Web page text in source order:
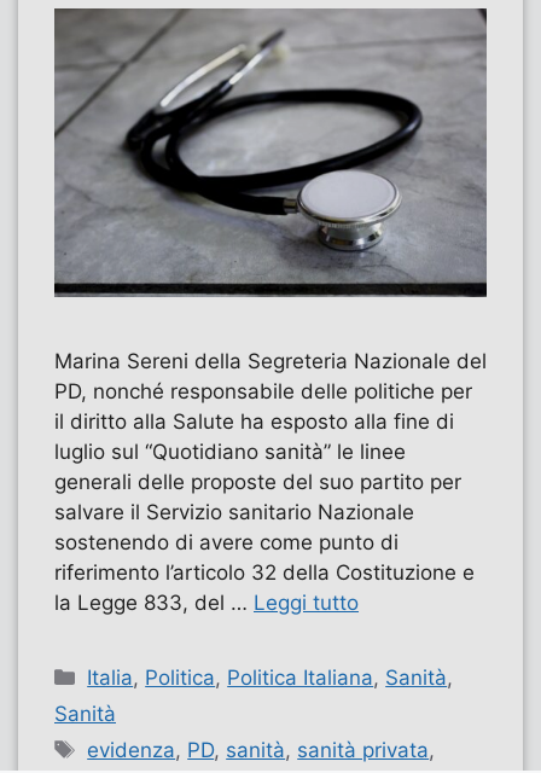
Marina Sereni della Segreteria Nazionale del
PD, nonché responsabile delle politiche per
il diritto alla Salute ha esposto alla fine di
luglio sul “Quotidiano sanità” le linee
generali delle proposte del suo partito per
salvare il Servizio sanitario Nazionale
sostenendo di avere come punto di
riferimento l’articolo 32 della Costituzione e
la Legge 833, del … Leggi tutto
Categorie
Italia, Politica, Politica Italiana, Sanità,
Sanità
Tag
evidenza, PD, sanità, sanità privata,